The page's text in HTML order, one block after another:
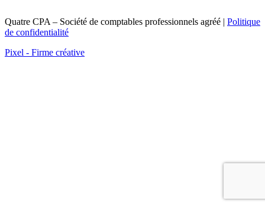
Quatre CPA – Société de comptables professionnels agréé | Politique
de confidentialité
Pixel - Firme créative